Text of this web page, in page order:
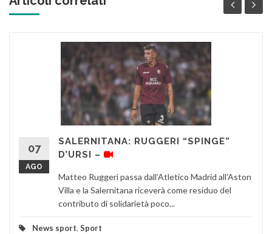
07
AGO
SALERNITANA: RUGGERI “SPINGE”
D’URSI –
Matteo Ruggeri passa dall’Atletico Madrid all’Aston
Villa e la Salernitana riceverà come residuo del
contributo di solidarietà poco...
News sport, Sport